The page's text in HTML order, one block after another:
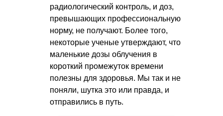
радиологический контроль, и доз,
превышающих профессиональную
норму, не получают. Более того,
некоторые ученые утверждают, что
маленькие дозы облучения в
короткий промежуток времени
полезны для здоровья. Мы так и не
поняли, шутка это или правда, и
отправились в путь.